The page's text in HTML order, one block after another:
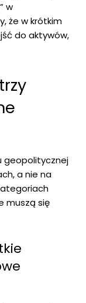
w
że w krótkim
do aktywów,
geopolitycznej
a nie na
muszą się